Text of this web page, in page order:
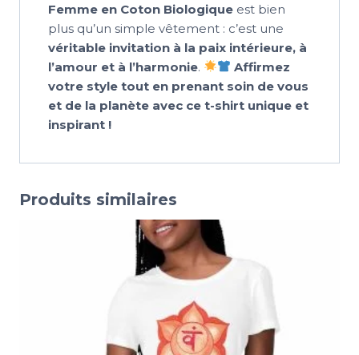
Femme en Coton Biologique est bien
plus qu’un simple vêtement : c’est une
véritable invitation à la paix intérieure, à
l’amour et à l’harmonie.
Affirmez
votre style tout en prenant soin de vous
et de la planète avec ce t-shirt unique et
inspirant !
Produits similaires